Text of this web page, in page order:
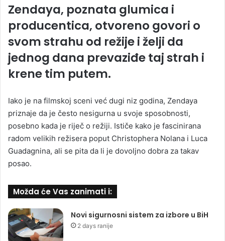
Zendaya, poznata glumica i
producentica, otvoreno govori o
svom strahu od režije i želji da
jednog dana prevaziđe taj strah i
krene tim putem.
Iako je na filmskoj sceni već dugi niz godina, Zendaya
priznaje da je često nesigurna u svoje sposobnosti,
posebno kada je riječ o režiji. Ističe kako je fascinirana
radom velikih režisera poput Christophera Nolana i Luca
Guadagnina, ali se pita da li je dovoljno dobra za takav
posao.
Možda će Vas zanimati i:
Novi sigurnosni sistem za izbore u BiH
2 days ranije